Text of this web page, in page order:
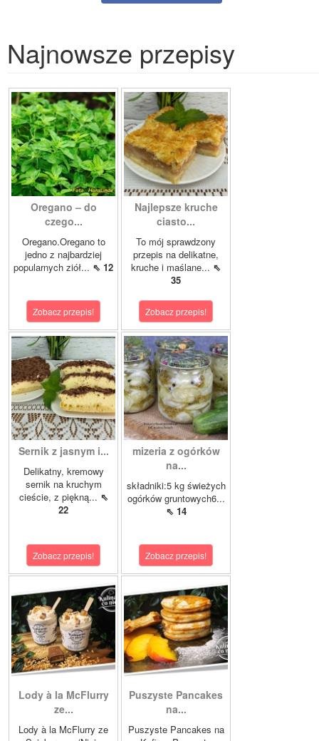
Najnowsze przepisy
Oregano – do
czego...
Oregano.Oregano to
jedno z najbardziej
popularnych ziół... ⇖ 12
Zobacz przepis!
Najlepsze kruche
ciasto...
To mój sprawdzony
przepis na delikatne,
kruche i maślane... ⇖
35
Zobacz przepis!
Sernik z jasnym i...
Delikatny, kremowy
sernik na kruchym
cieście, z piękną... ⇖
22
Zobacz przepis!
mizeria z ogórków
na...
składniki:5 kg świeżych
ogórków gruntowych6...
⇖ 14
Zobacz przepis!
Lody à la McFlurry
ze...
Lody à la McFlurry ze
Puszyste Pancakes
na...
Puszyste Pancakes na